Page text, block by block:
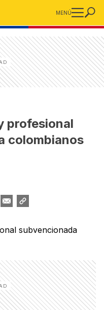
MENÚ
profesional
colombianos